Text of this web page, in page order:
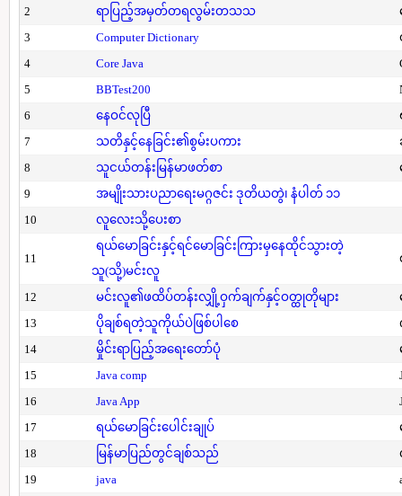
2
ရာပြည့်အမှတ်တရလွမ်းတသသ
3
Computer Dictionary
4
Core Java
5
BBTest200
6
နေဝင်လုပြီ
7
သတိနှင့်နေခြင်း၏စွမ်းပကား
8
သူငယ်တန်းမြန်မာဖတ်စာ
9
အမျိုးသားပညာရေးမဂ္ဂဇင်း ဒုတိယတွဲ၊ နံပါတ် ၁၁
10
လူလေးသို့ပေးစာ
11
ရယ်မောခြင်းနှင့်ရင်မောခြင်းကြားမှနေထိုင်သွားတဲ့
သူ(သို့)မင်းလူ
12 မင်းလူ၏ဖထိပ်တန်းလျှို့ဝှက်ချက်နှင့်ဝတ္ထုတိုများ
13
ပိုချစ်ရတဲ့သူကိုယ်ပဲဖြစ်ပါစေ
14
မှိုင်းရာပြည့်အရေးတော်ပုံ
15
Java comp
16
Java App
17
ရယ်မောခြင်းပေါင်းချုပ်
18
မြန်မာပြည်တွင်ချစ်သည်
19
java